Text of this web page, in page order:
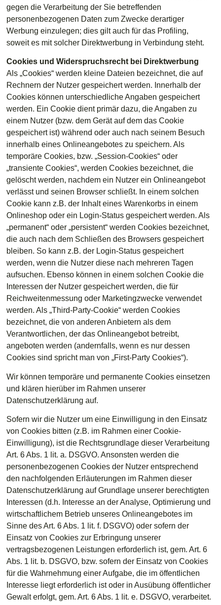
gegen die Verarbeitung der Sie betreffenden
personenbezogenen Daten zum Zwecke derartiger
Werbung einzulegen; dies gilt auch für das Profiling,
soweit es mit solcher Direktwerbung in Verbindung steht.
Cookies und Widerspruchsrecht bei Direktwerbung
Als „Cookies“ werden kleine Dateien bezeichnet, die auf
Rechnern der Nutzer gespeichert werden. Innerhalb der
Cookies können unterschiedliche Angaben gespeichert
werden. Ein Cookie dient primär dazu, die Angaben zu
einem Nutzer (bzw. dem Gerät auf dem das Cookie
gespeichert ist) während oder auch nach seinem Besuch
innerhalb eines Onlineangebotes zu speichern. Als
temporäre Cookies, bzw. „Session-Cookies“ oder
„transiente Cookies“, werden Cookies bezeichnet, die
gelöscht werden, nachdem ein Nutzer ein Onlineangebot
verlässt und seinen Browser schließt. In einem solchen
Cookie kann z.B. der Inhalt eines Warenkorbs in einem
Onlineshop oder ein Login-Status gespeichert werden. Als
„permanent“ oder „persistent“ werden Cookies bezeichnet,
die auch nach dem Schließen des Browsers gespeichert
bleiben. So kann z.B. der Login-Status gespeichert
werden, wenn die Nutzer diese nach mehreren Tagen
aufsuchen. Ebenso können in einem solchen Cookie die
Interessen der Nutzer gespeichert werden, die für
Reichweitenmessung oder Marketingzwecke verwendet
werden. Als „Third-Party-Cookie“ werden Cookies
bezeichnet, die von anderen Anbietern als dem
Verantwortlichen, der das Onlineangebot betreibt,
angeboten werden (andernfalls, wenn es nur dessen
Cookies sind spricht man von „First-Party Cookies“).
Wir können temporäre und permanente Cookies einsetzen
und klären hierüber im Rahmen unserer
Datenschutzerklärung auf.
Sofern wir die Nutzer um eine Einwilligung in den Einsatz
von Cookies bitten (z.B. im Rahmen einer Cookie-
Einwilligung), ist die Rechtsgrundlage dieser Verarbeitung
Art. 6 Abs. 1 lit. a. DSGVO. Ansonsten werden die
personenbezogenen Cookies der Nutzer entsprechend
den nachfolgenden Erläuterungen im Rahmen dieser
Datenschutzerklärung auf Grundlage unserer berechtigten
Interessen (d.h. Interesse an der Analyse, Optimierung und
wirtschaftlichem Betrieb unseres Onlineangebotes im
Sinne des Art. 6 Abs. 1 lit. f. DSGVO) oder sofern der
Einsatz von Cookies zur Erbringung unserer
vertragsbezogenen Leistungen erforderlich ist, gem. Art. 6
Abs. 1 lit. b. DSGVO, bzw. sofern der Einsatz von Cookies
für die Wahrnehmung einer Aufgabe, die im öffentlichen
Interesse liegt erforderlich ist oder in Ausübung öffentlicher
Gewalt erfolgt, gem. Art. 6 Abs. 1 lit. e. DSGVO, verarbeitet.